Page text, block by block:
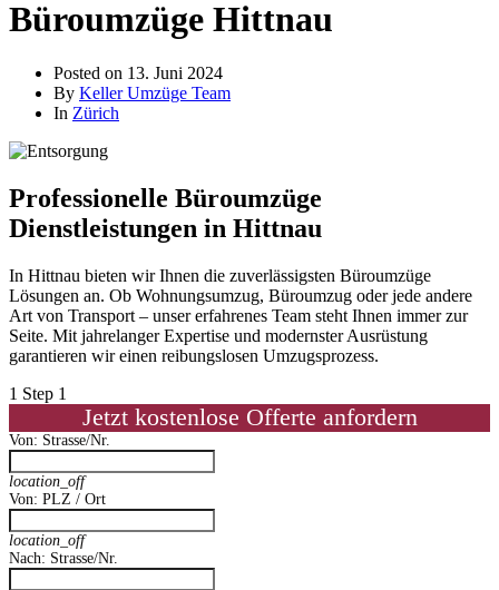
Büroumzüge Hittnau
Posted on 13. Juni 2024
By Keller Umzüge Team
In Zürich
Professionelle Büroumzüge
Dienstleistungen in Hittnau
In Hittnau bieten wir Ihnen die zuverlässigsten Büroumzüge
Lösungen an. Ob Wohnungsumzug, Büroumzug oder jede andere
Art von Transport – unser erfahrenes Team steht Ihnen immer zur
Seite. Mit jahrelanger Expertise und modernster Ausrüstung
garantieren wir einen reibungslosen Umzugsprozess.
1 Step 1
Jetzt kostenlose Offerte anfordern
Von: Strasse/Nr.
location_off
Von: PLZ / Ort
location_off
Nach: Strasse/Nr.